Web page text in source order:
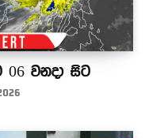
06 වනදා සිට